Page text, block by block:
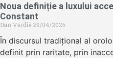
Noua definiție a luxului
Constant
Dan Vardie 29/04/2026
În discursul tradițional al
definit prin raritate, prin